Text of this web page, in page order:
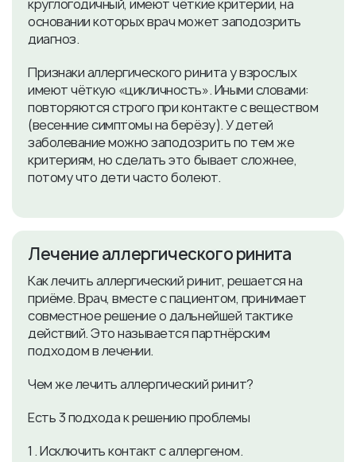
круглогодичный, имеют чёткие критерии, на
основании которых врач может заподозрить
диагноз.
Признаки аллергического ринита у взрослых
имеют чёткую «цикличность». Иными словами:
повторяются строго при контакте с веществом
(весенние симптомы на берёзу). У детей
заболевание можно заподозрить по тем же
критериям, но сделать это бывает сложнее,
потому что дети часто болеют.
Лечение аллергического ринита
Как лечить аллергический ринит, решается на
приёме. Врач, вместе с пациентом, принимает
совместное решение о дальнейшей тактике
действий. Это называется партнёрским
подходом в лечении.
Чем же лечить аллергический ринит?
Есть 3 подхода к решению проблемы
Исключить контакт с аллергеном.